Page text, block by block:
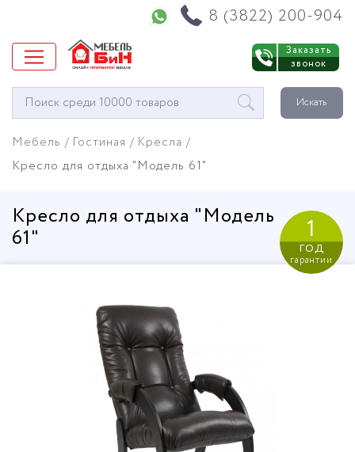
8 (3822) 200-904
Заказать
звонок
Окно
поиска
Искать
Мебель Гостиная
Кресла
Кресло для отдыха "Модель 61"
Кресло для отдыха "Модель
61"
1
год
гарантии